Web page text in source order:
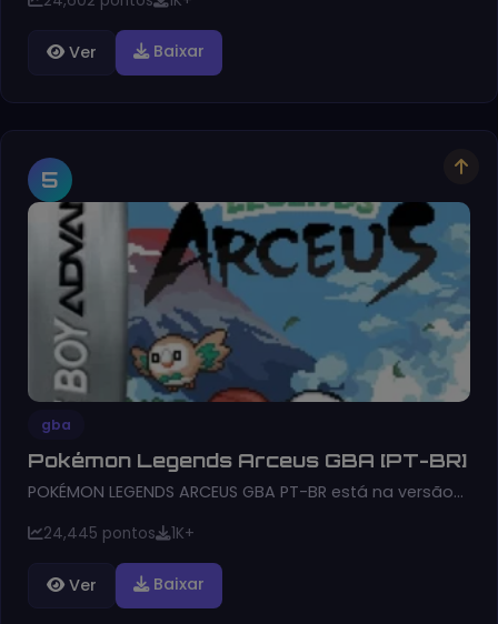
Ver Baixar
5
gba
Pokémon Legends Arceus GBA [PT-BR]
POKÉMON LEGENDS ARCEUS GBA PT-BR está na versão…
24,445 pontos 1K+
Ver Baixar